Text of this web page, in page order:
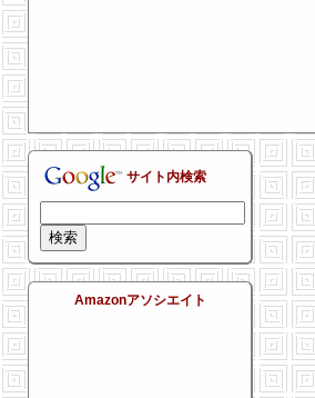
サイト内検索
Amazonアソシエイト